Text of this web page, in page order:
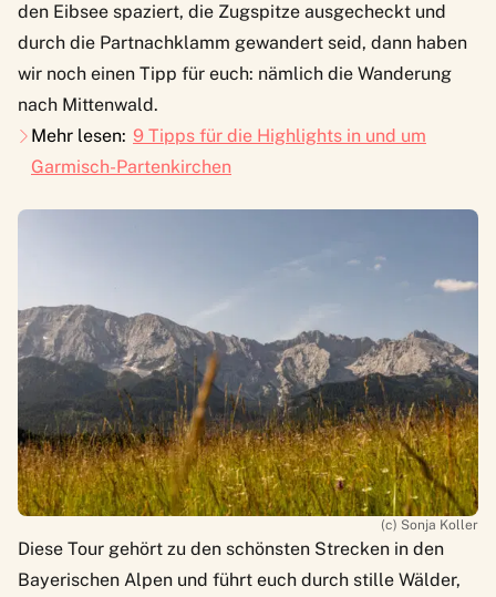
den Eibsee spaziert, die Zugspitze ausgecheckt und
durch die Partnachklamm gewandert seid, dann haben
wir noch einen Tipp für euch: nämlich die Wanderung
nach Mittenwald.
Mehr lesen: 9 Tipps für die Highlights in und um
Garmisch-Partenkirchen
(c) Sonja Koller
Diese Tour gehört zu den schönsten Strecken in den
Bayerischen Alpen und führt euch durch stille Wälder,